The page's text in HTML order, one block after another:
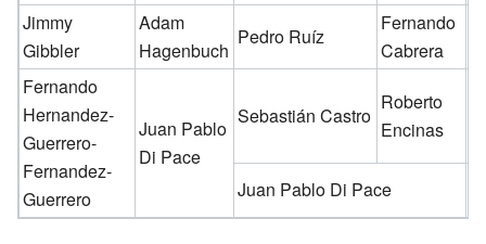
Jimmy
Gibbler
Adam
Hagenbuch
Pedro Ruíz
Fernando
Cabrera
Fernando
Hernandez-
Guerrero-
Fernandez-
Guerrero
Juan Pablo
Di Pace
Sebastián Castro
Roberto
Encinas
Juan Pablo Di Pace